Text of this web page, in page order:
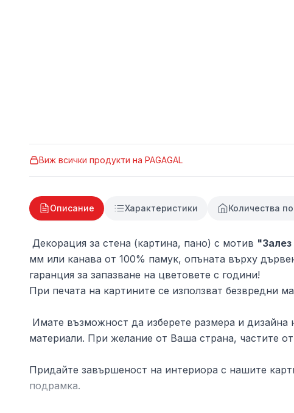
Виж всички продукти на PAGAGAL
Описание Характеристики Количества
Декорация за стена (картина, пано) с мотив
мм или канава от 100% памук, опъната върху
гаранция за запазване на цветовете с години!
При печата на картините се използват безвредни
Имате възможност да изберете размера и
материали. При желание от Ваша страна, частите
Придайте завършеност на интериора с нашите
подрамка.